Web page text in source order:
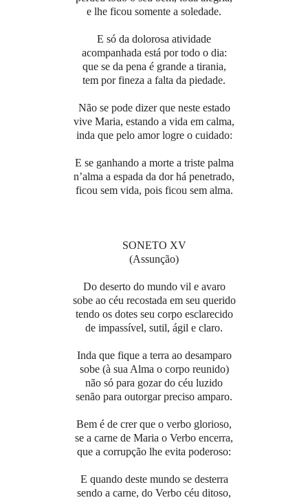
e lhe ficou somente a soledade.
E só da dolorosa atividade
acompanhada está por todo o dia:
que se da pena é grande a tirania,
tem por fineza a falta da piedade.
Não se pode dizer que neste estado
vive Maria, estando a vida em calma,
inda que pelo amor logre o cuidado:
E se ganhando a morte a triste palma
n’alma a espada da dor há penetrado,
ficou sem vida, pois ficou sem alma.
SONETO XV
(Assunção)
Do deserto do mundo vil e avaro
sobe ao céu recostada em seu querido
tendo os dotes seu corpo esclarecido
de impassível, sutil, ágil e claro.
Inda que fique a terra ao desamparo
sobe (à sua Alma o corpo reunido)
não só para gozar do céu luzido
senão para outorgar preciso amparo.
Bem é de crer que o verbo glorioso,
se a carne de Maria o Verbo encerra,
que a corrupção lhe evita poderoso:
E quando deste mundo se desterra
sendo a carne, do Verbo céu ditoso,